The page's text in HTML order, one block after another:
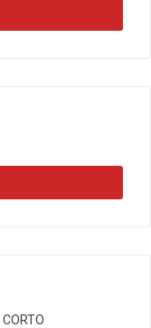
CORTO